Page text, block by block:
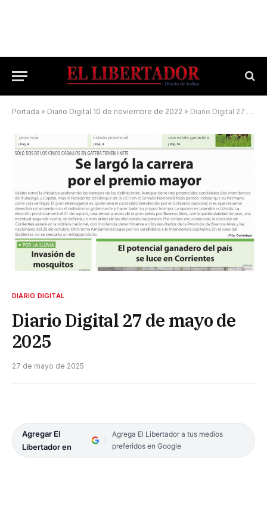
Portada » Diario Digital 10 de noviembre de 2022 » Diario Digital 27 de mayo de 2025
DIARIO DIGITAL
Diario Digital 27 de mayo de
2025
27 de mayo de 2025
Agregar El
Libertador en
Agrega El Libertador a tus medios
preferidos en Google